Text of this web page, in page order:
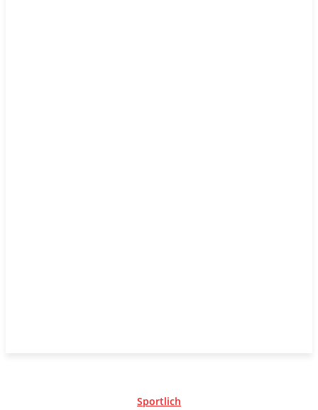
Sportlich